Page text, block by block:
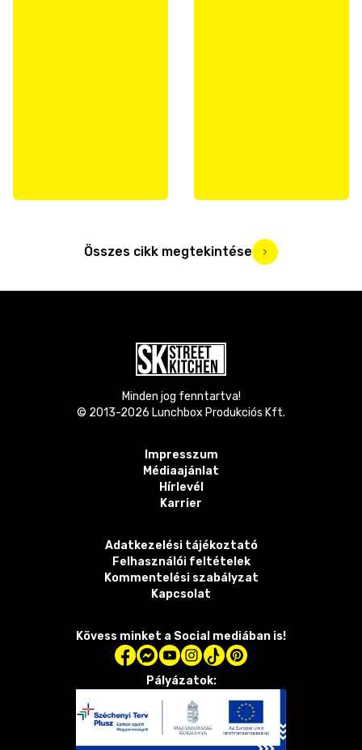
Összes cikk megtekintése
Minden jog fenntartva!
© 2013-2026 Lunchbox Produkciós Kft.
Impresszum
Médiaajánlat
Hírlevél
Karrier
Adatkezelési tájékoztató
Felhasználói feltételek
Kommentelési szabályzat
Kapcsolat
Kövess minket a Social mediában is!
Pályázatok: